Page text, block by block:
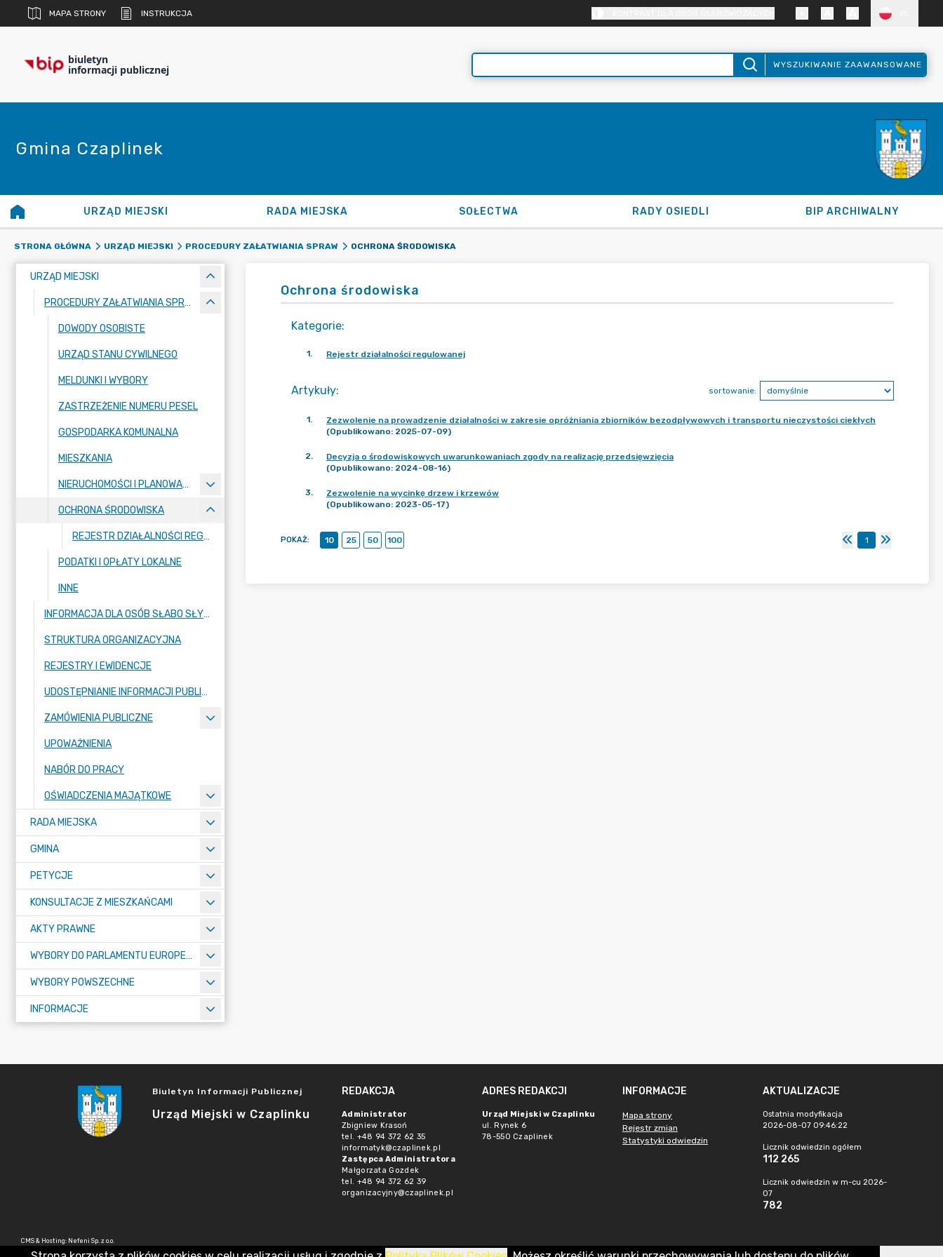
MAPA STRONY INSTRUKCJA
biuletyn
informacji publicznej WYSZUKIWANIE ZAAWANSOWANE
Gmina Czaplinek
URZĄD MIEJSKI RADA MIEJSKA SOŁECTWA RADY OSIEDLI BIP ARCHIWALNY
STRONA GŁÓWNA URZĄD MIEJSKI PROCEDURY ZAŁATWIANIA SPRAW OCHRONA ŚRODOWISKA
URZĄD MIEJSKI
PROCEDURY ZAŁATWIANIA SPRAW
DOWODY OSOBISTE
URZĄD STANU CYWILNEGO
MELDUNKI I WYBORY
ZASTRZEŻENIE NUMERU PESEL
GOSPODARKA KOMUNALNA
MIESZKANIA
NIERUCHOMOŚCI I PLANOWANIE PRZESTRZENNE
OCHRONA ŚRODOWISKA
REJESTR DZIAŁALNOŚCI REGULOWANEJ
PODATKI I OPŁATY LOKALNE
INNE
INFORMACJA DLA OSÓB SŁABO SŁYSZĄCYCH I NIESŁYSZĄCYCH
STRUKTURA ORGANIZACYJNA
REJESTRY I EWIDENCJE
UDOSTĘPNIANIE INFORMACJI PUBLICZNEJ
ZAMÓWIENIA PUBLICZNE
UPOWAŻNIENIA
NABÓR DO PRACY
OŚWIADCZENIA MAJĄTKOWE
RADA MIEJSKA
GMINA
PETYCJE
KONSULTACJE Z MIESZKAŃCAMI
AKTY PRAWNE
WYBORY DO PARLAMENTU EUROPEJSKIEGO 2024
WYBORY POWSZECHNE
INFORMACJE
Ochrona środowiska
Kategorie:
1. Rejestr działalności regulowanej
Artykuły: sortowanie:
1.
Zezwolenie na prowadzenie działalności w zakresie opróżniania zbiorników bezodpływowych i transportu nieczystości ciekłych
(Opublikowano: 2025-07-09)
2.
Decyzja o środowiskowych uwarunkowaniach zgody na realizację przedsięwzięcia
(Opublikowano: 2024-08-16)
3.
Zezwolenie na wycinkę drzew i krzewów
(Opublikowano: 2023-05-17)
POKAŻ: 10 25 50 100 1
Biuletyn Informacji Publicznej
Urząd Miejski w Czaplinku
REDAKCJA
Administrator
Zbigniew Krasoń
tel. +48 94 372 62 35
informatyk@czaplinek.pl
Zastępca Administratora
Małgorzata Gozdek
tel. +48 94 372 62 39
organizacyjny@czaplinek.pl
ADRES REDAKCJI
Urząd Miejski w Czaplinku
ul. Rynek 6
78-550 Czaplinek
INFORMACJE
Mapa strony
Rejestr zmian
Statystyki odwiedzin
AKTUALIZACJE
Ostatnia modyfikacja
2026-08-07 09:46:22
Licznik odwiedzin ogółem
112 265
Licznik odwiedzin w m-cu 2026-
07
782
CMS & Hosting: Nefeni Sp. z o.o.